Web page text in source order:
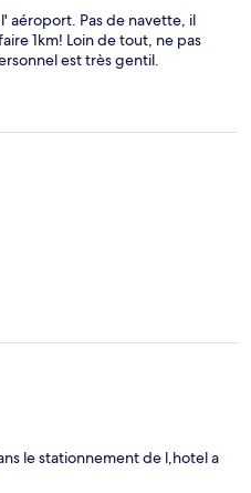
aéroport. Pas de navette, il
1km! Loin de tout, ne pas
est très gentil.
le stationnement de l,hotel a